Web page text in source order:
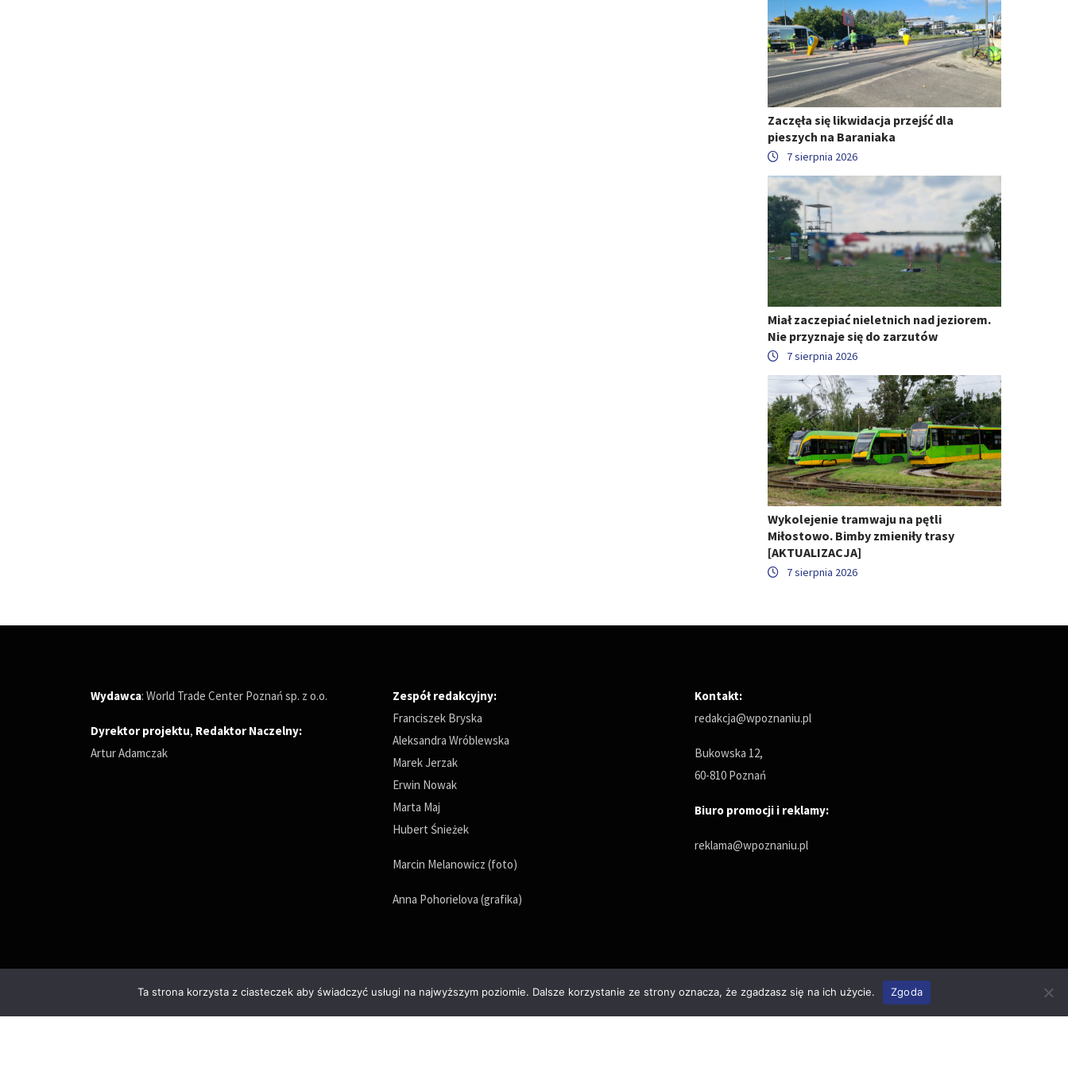
Zaczęła się likwidacja przejść dla
pieszych na Baraniaka
7 sierpnia 2026
Miał zaczepiać nieletnich nad jeziorem.
Nie przyznaje się do zarzutów
7 sierpnia 2026
Wykolejenie tramwaju na pętli
Miłostowo. Bimby zmieniły trasy
[AKTUALIZACJA]
7 sierpnia 2026
Wydawca: World Trade Center Poznań sp. z o.o.
Dyrektor projektu, Redaktor Naczelny:
Artur Adamczak
Zespół redakcyjny:
Franciszek Bryska
Aleksandra Wróblewska
Marek Jerzak
Erwin Nowak
Marta Maj
Hubert Śnieżek
Marcin Melanowicz (foto)
Anna Pohorielova (grafika)
Kontakt:
redakcja@wpoznaniu.pl
Bukowska 12,
60-810 Poznań
Biuro promocji i reklamy:
reklama@wpoznaniu.pl
Ta strona korzysta z ciasteczek aby świadczyć usługi na najwyższym poziomie. Dalsze korzystanie ze strony oznacza, że zgadzasz się na ich użycie. Zgoda